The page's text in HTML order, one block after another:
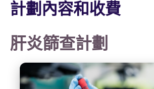
計劃內容和收費
肝炎篩查計劃